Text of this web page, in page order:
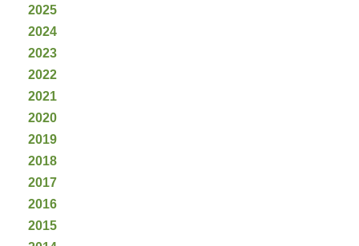
2025
2024
2023
2022
2021
2020
2019
2018
2017
2016
2015